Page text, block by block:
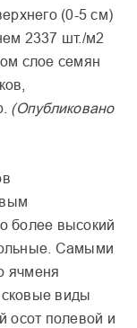
(0-5 см)
2337 шт./м2
слое семян
(Опубликовано
более высокий
Самыми
ячменя
виды
осот полевой и